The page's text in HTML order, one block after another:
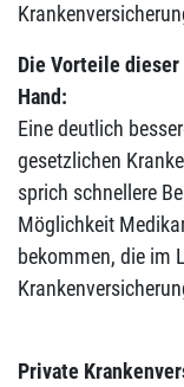
Die Vorteile
Hand:
Eine deutlich
gesetzlichen
sprich schnellere
Möglichkeit
bekommen, die im
Private